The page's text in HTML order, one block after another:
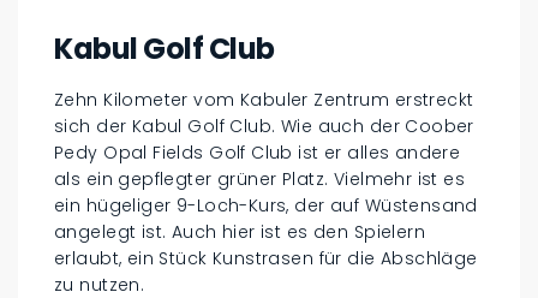
Kabul Golf Club
Zehn Kilometer vom Kabuler Zentrum erstreckt
sich der Kabul Golf Club. Wie auch der Coober
Pedy Opal Fields Golf Club ist er alles andere
als ein gepflegter grüner Platz. Vielmehr ist es
ein hügeliger 9-Loch-Kurs, der auf Wüstensand
angelegt ist. Auch hier ist es den Spielern
erlaubt, ein Stück Kunstrasen für die Abschläge
zu nutzen.